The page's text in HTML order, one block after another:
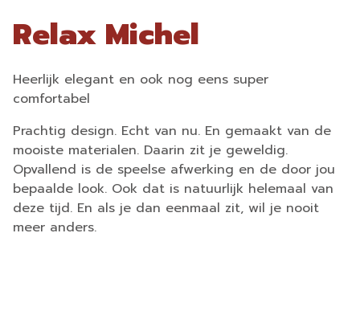
Relax Michel
Heerlijk elegant en ook nog eens super
comfortabel
Prachtig design. Echt van nu. En gemaakt van de
mooiste materialen. Daarin zit je geweldig.
Opvallend is de speelse afwerking en de door jou
bepaalde look. Ook dat is natuurlijk helemaal van
deze tijd. En als je dan eenmaal zit, wil je nooit
meer anders.